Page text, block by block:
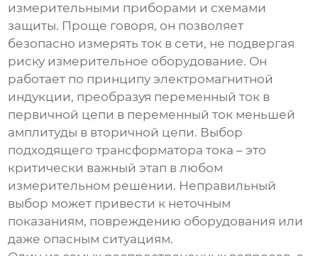
измерительными приборами и схемами
защиты. Проще говоря, он позволяет
безопасно измерять ток в сети, не подвергая
риску измерительное оборудование. Он
работает по принципу электромагнитной
индукции, преобразуя переменный ток в
первичной цепи в переменный ток меньшей
амплитуды в вторичной цепи. Выбор
подходящего трансформатора тока – это
критически важный этап в любом
измерительном решении. Неправильный
выбор может привести к неточным
показаниям, повреждению оборудования или
даже опасным ситуациям.